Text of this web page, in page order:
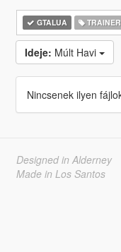
GTALUA TRAINER
Ideje: Múlt Havi
Nincsenek ilyen
Designed in Alderney
Made in Los Santos